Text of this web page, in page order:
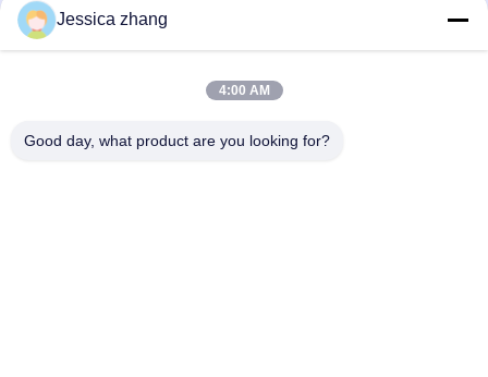
28 δεύτερος ο βιομηχανικός, wei Liu chong, Wanjiang,
DongGuan, Guangdong, Κίνα
osmanuv@hotmail.com
Jessica zhang
4:00 AM
Good day, what product are you looking for?